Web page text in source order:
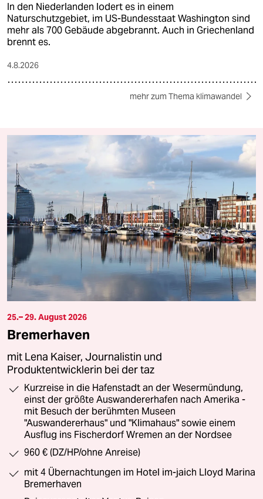
In den Niederlanden lodert es in einem
Naturschutzgebiet, im US-Bundesstaat Washington sind
mehr als 700 Gebäude abgebrannt. Auch in Griechenland
brennt es.
4.8.2026
mehr zum Thema klimawandel
25.– 29. August 2026
Bremerhaven
mit Lena Kaiser, Journalistin und
Produktentwicklerin bei der taz
Kurzreise in die Hafenstadt an der Wesermündung,
einst der größte Auswandererhafen nach Amerika -
mit Besuch der berühmten Museen
"Auswandererhaus" und "Klimahaus" sowie einem
Ausflug ins Fischerdorf Wremen an der Nordsee
960 € (DZ/HP/ohne Anreise)
mit 4 Übernachtungen im Hotel im-jaich Lloyd Marina
Bremerhaven